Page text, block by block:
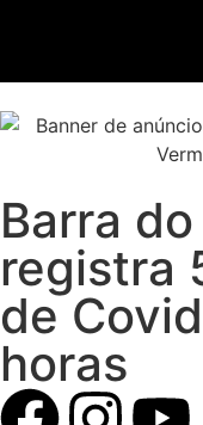
Barra
registra
de
horas